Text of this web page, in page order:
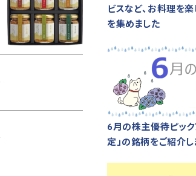
ビスなど、お料理を
を集めました
6月の株主優待ピック
定」の銘柄をご紹介し